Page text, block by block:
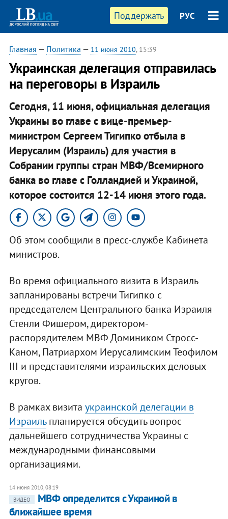
Поддержать РУС
Главная — Политика — 11 июня 2010, 15:39
Украинская делегация отправилась
на переговоры в Израиль
Сегодня, 11 июня, официальная делегация
Украины во главе с вице-премьер-
министром Сергеем Тигипко отбыла в
Иерусалим (Израиль) для участия в
Собрании группы стран МВФ/Всемирного
банка во главе с Голландией и Украиной,
которое состоится 12-14 июня этого года.
Об этом сообщили в пресс-службе Кабинета
министров.
Во время официального визита в Израиль
запланированы встречи Тигипко с
председателем Центрального банка Израиля
Стенли Фишером, директором-
распорядителем МВФ Домиником Стросс-
Каном, Патриархом Иерусалимским Теофилом
ІІІ и представителями израильских деловых
кругов.
В рамках визита украинской делегации в
Израильпланируется обсудить вопрос
дальнейшего сотрудничества Украины с
международными финансовыми
организациями.
14 июня 2010, 08:19
ВИДЕО
МВФ определится с Украиной в
ближайшее время